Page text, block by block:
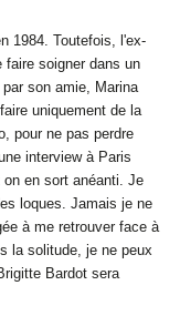
1984. Toutefois, l'ex-
faire soigner dans un
son amie, Marina
uniquement de la
pour ne pas perdre
interview à Paris
en sort anéanti. Je
loques. Jamais je ne
à me retrouver face à
la solitude, je ne peux
Bardot sera